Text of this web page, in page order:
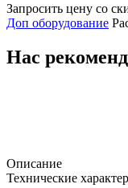
Запросить цену со
Доп оборудование
Нас
Описание
Технические